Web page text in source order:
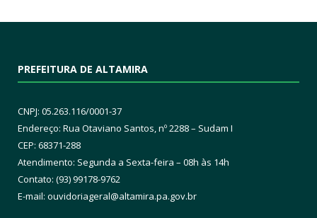
PREFEITURA DE ALTAMIRA
CNPJ: 05.263.116/0001-37
Endereço: Rua Otaviano Santos, nº 2288 – Sudam I
CEP: 68371-288
Atendimento: Segunda a Sexta-feira – 08h às 14h
Contato: (93) 99178-9762
E-mail: ouvidoriageral@altamira.pa.gov.br